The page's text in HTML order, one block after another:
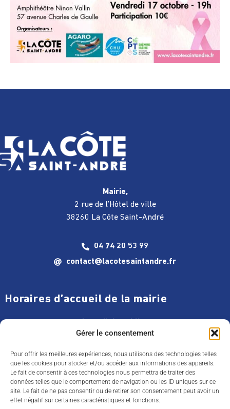
Gérer le consentement
Pour offrir les meilleures expériences, nous utilisons des technologies telles
que les cookies pour stocker et/ou accéder aux informations des appareils.
Le fait de consentir à ces technologies nous permettra de traiter des
données telles que le comportement de navigation ou les ID uniques sur ce
site. Le fait de ne pas consentir ou de retirer son consentement peut avoir un
effet négatif sur certaines caractéristiques et fonctions.
Mairie,
2 rue de l’Hôtel de ville
38260 La Côte Saint-André
04 74 20 53 99
contact@lacotesaintandre.fr
Horaires d’accueil de la mairie
Mardi 9h-12h / 13h30-18h30
Mercredi 9h-12h / 13h30-17h
+ Dernier samedi du mois de 9h à 12h